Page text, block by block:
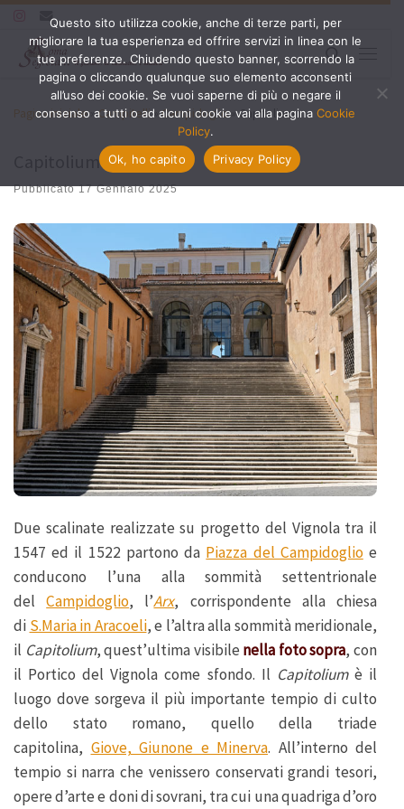
Passa al contenuto
Search
Pagina iniziale »Campitelli» Campidoglio »Capitolium
Capitolium
Pubblicato17 Gennaio 2025
Due scalinate realizzate su progetto del Vignola tra il
1547 ed il 1522 partono da Piazza del Campidoglioe
conducono l’una alla sommità settentrionale
delCampidoglio, l’Arx, corrispondente alla chiesa
di S.Maria in Aracoeli, e l’altra alla sommità meridionale,
il Capitolium, quest’ultima visibilenella foto sopra, con
il Portico del Vignola come sfondo. Il Capitoliumè il
luogo dove sorgeva il più importante tempio di culto
dello stato romano, quello della triade
capitolina, Giove, Giunone e Minerva. All’interno del
tempio si narra che venissero conservati grandi tesori,
opere d’arte e doni di sovrani, tra cui una quadriga d’oro
Questo sito utilizza cookie, anche di terze parti, per
migliorare la tua esperienza ed offrire servizi in linea con le
tue preferenze. Chiudendo questo banner, scorrendo la
pagina o cliccando qualunque suo elemento acconsenti
all’uso dei cookie. Se vuoi saperne di più o negare il
consenso a tutti o ad alcuni cookie vai alla pagina Cookie
Policy.
Ok, ho capito
Privacy Policy